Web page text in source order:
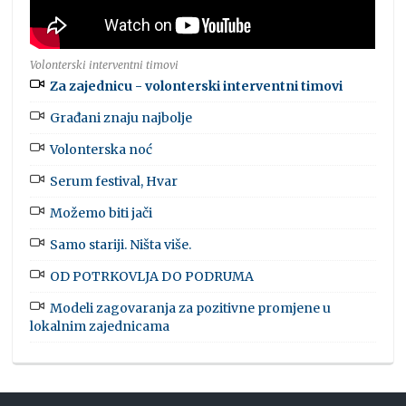
Volonterski interventni timovi
Za zajednicu - volonterski interventni timovi
Građani znaju najbolje
Volonterska noć
Serum festival, Hvar
Možemo biti jači
Samo stariji. Ništa više.
OD POTRKOVLJA DO PODRUMA
Modeli zagovaranja za pozitivne promjene u
lokalnim zajednicama